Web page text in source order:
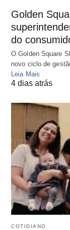
Golden
do
O Golden Square
novo ciclo de
Leia Mais
4 dias atrás
COTIDIANO